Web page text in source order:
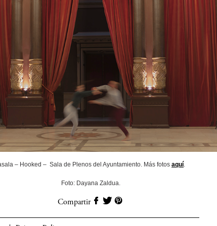
– Hooked – Sala de Plenos del Ayuntamiento. Más fotos aquí.
Foto: Dayana Zaldua.
Compartir